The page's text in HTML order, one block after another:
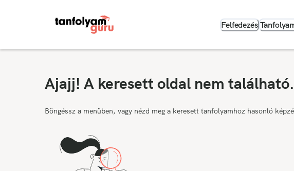
Felfedezés
Ajajj! A keresett oldal nem található.
Böngéssz a menüben, vagy nézd meg a keresett tanfolyamhoz hasonló